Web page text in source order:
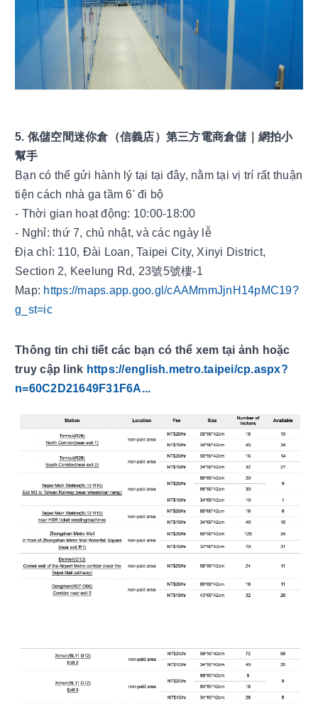
5. 俬儲空間迷你倉（信義店）第三方電商倉儲｜網拍小
幫手
Bạn có thể gửi hành lý tại tại đây, nằm tại vị trí rất thuận
tiện cách nhà ga tầm 6' đi bộ
- Thời gian hoạt động: 10:00-18:00
- Nghỉ: thứ 7, chủ nhật, và các ngày lễ
Địa chỉ: 110, Đài Loan, Taipei City, Xinyi District,
Section 2, Keelung Rd, 23號5號樓-1
Map: https://maps.app.goo.gl/cAAMmmJjnH14pMC19?
g_st=ic
Thông tin chi tiết các bạn có thể xem tại ảnh hoặc
truy cập link https://english.metro.taipei/cp.aspx?
n=60C2D21649F31F6A...